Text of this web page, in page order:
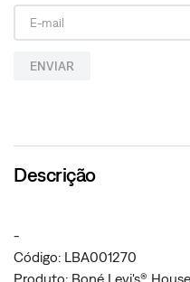
ENVIAR
Descrição
-
Código: LBA001270
Produto: Boné Levi's®